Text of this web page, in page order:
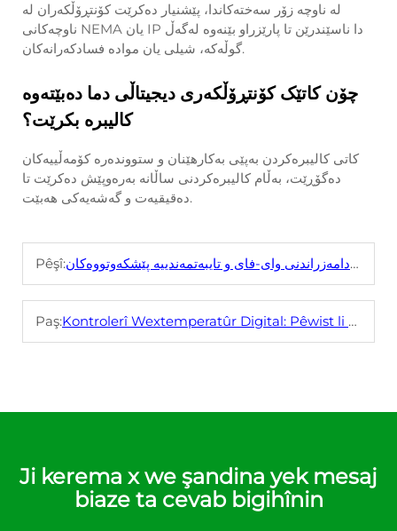
لە ناوچە زۆر سەختەکاندا، پێشنیار دەکرێت کۆنتڕۆڵکەران لە
ناوچەکانی NEMA یان IP دا ناسێندرێن تا پارێزراو بێنەوە لەگەڵ
گوڵەکە، شیلی یان موادە فسادکەرانەکان.
چۆن کاتێک کۆنتڕۆڵکەری دیجیتاڵی دما دەبێتەوە
کالیبرە بکرێت؟
کاتی کالیبرەکردن بەپێی بەکارهێنان و ستووندەرە کۆمەڵییەکان
دەگۆڕێت، بەڵام کالیبرەکردنی ساڵانە بەرەوپێش دەکرێت تا
دەقیقیەت و گەشەیەکی هەبێت.
Pêşî:کۆنتڕۆڵکەری گەرمی دیجیتاڵ: دامەزراندنی وای-فای و تایبەتمەندییە پێشکەوتووەکان
Paş:Kontrolerî Wextemperatûr Digital: Pêwist li Ser Sîsteman HVAC û Frizan
Ji kerema x we şandina yek mesaj
biaze ta cevab bigihînin